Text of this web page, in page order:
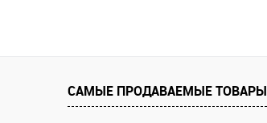
В избранное
Под заказ
САМЫЕ ПРОДАВАЕМЫЕ ТОВАРЫ